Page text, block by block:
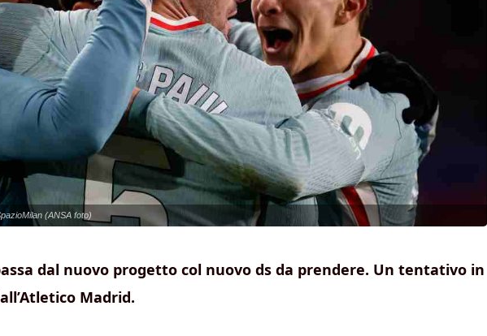
(ANSA foto)
dal nuovo progetto col nuovo ds da prendere. Un tentativo in
Madrid.